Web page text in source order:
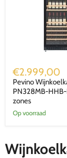
Wijnkoelkast
3
€2.999,00
Pevino
zones
Op voorraad